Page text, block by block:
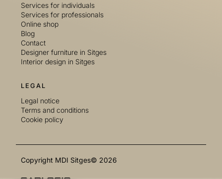
Services for individuals
Services for professionals
Online shop
Blog
Contact
Designer furniture in Sitges
Interior design in Sitges
LEGAL
Legal notice
Terms and conditions
Cookie policy
Copyright MDI Sitges© 2026